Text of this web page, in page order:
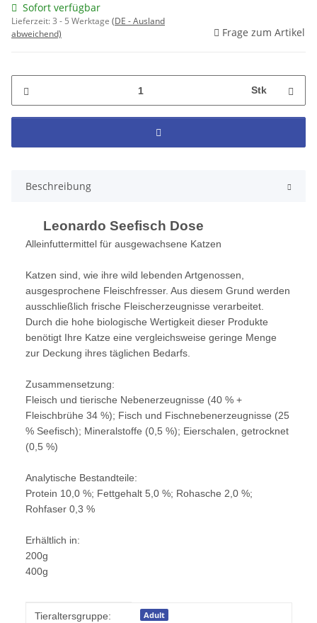
Sofort verfügbar
Lieferzeit:3 - 5 Werktage (DE - Ausland
abweichend)
Frage zum Artikel
Stk
Beschreibung
Leonardo Seefisch Dose
Alleinfuttermittel für ausgewachsene Katzen
Katzen sind, wie ihre wild lebenden Artgenossen,
ausgesprochene Fleischfresser. Aus diesem Grund werden
ausschließlich frische Fleischerzeugnisse verarbeitet.
Durch die hohe biologische Wertigkeit dieser Produkte
benötigt Ihre Katze eine vergleichsweise geringe Menge
zur Deckung ihres täglichen Bedarfs.
Zusammensetzung:
Fleisch und tierische Nebenerzeugnisse (40 % +
Fleischbrühe 34 %); Fisch und Fischnebenerzeugnisse (25
% Seefisch); Mineralstoffe (0,5 %); Eierschalen, getrocknet
(0,5 %)
Analytische Bestandteile:
Protein 10,0 %; Fettgehalt 5,0 %; Rohasche 2,0 %;
Rohfaser 0,3 %
Erhältlich in:
200g
400g
Produkteigenschaft
Wert
Tieraltersgruppe: Adult